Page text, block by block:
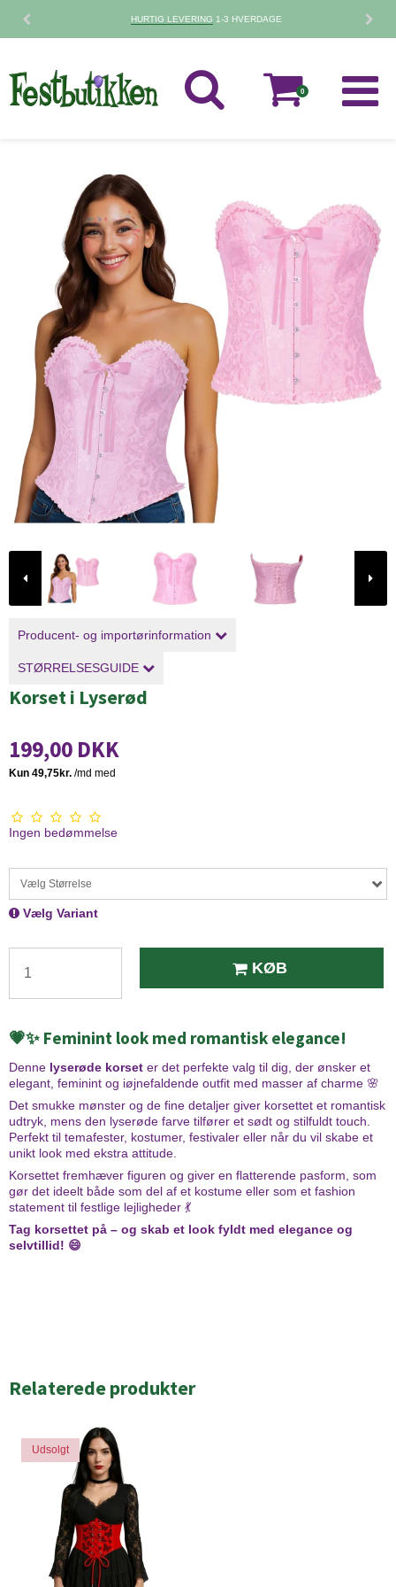
1-3 HVERDAGE
0
Producent- og importørinformation
STØRRELSESGUIDE
Korset i Lyserød
199,00 DKK
Ingen bedømmelse
Vælg Størrelse
Vælg Variant
KØB
💗✨ Feminint look med romantisk elegance!
Denne lyserøde korset er det perfekte valg til dig, der ønsker et
elegant, feminint og iøjnefaldende outfit med masser af charme 🌸
Det smukke mønster og de fine detaljer giver korsettet et romantisk
udtryk, mens den lyserøde farve tilfører et sødt og stilfuldt touch.
Perfekt til temafester, kostumer, festivaler eller når du vil skabe et
unikt look med ekstra attitude.
Korsettet fremhæver figuren og giver en flatterende pasform, som
gør det ideelt både som del af et kostume eller som et fashion
statement til festlige lejligheder 💃
Tag korsettet på – og skab et look fyldt med elegance og
selvtillid! 😄
Relaterede produkter
Udsolgt